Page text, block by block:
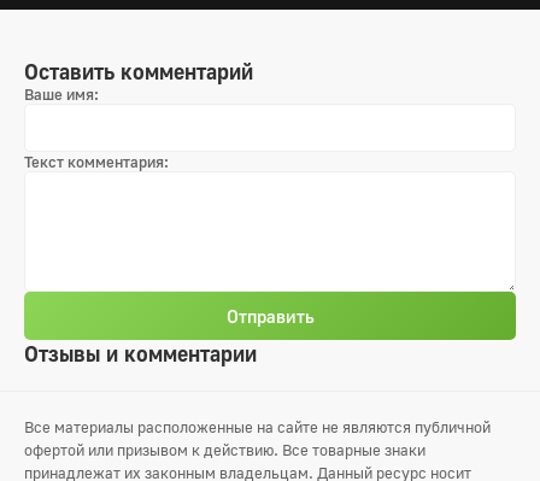
Отзывы и комментарии
Оставить комментарий
Ваше имя:
Текст комментария:
Отправить
Все материалы расположенные на сайте не являются публичной
офертой или призывом к действию. Все товарные знаки
принадлежат их законным владельцам. Данный ресурс носит